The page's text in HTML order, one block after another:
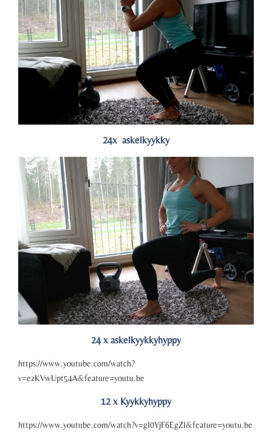
24x askelkyykky
24 x askelkyykkyhyppy
https://www.youtube.com/watch?
v=ezKVwUpt54A&feature=youtu.be
12 x Kyykkyhyppy
https://www.youtube.com/watch?v=gI0YjF6EgZI&feature=youtu.be